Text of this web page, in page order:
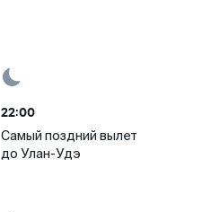
22:00
Самый поздний вылет
до Улан-Удэ